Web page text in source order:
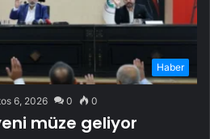
Haber
6, 2026 0 0
müze geliyor